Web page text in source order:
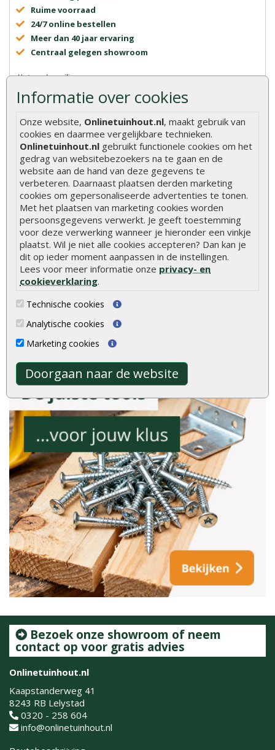
Informatie over cookies
Onze website, Onlinetuinhout.nl, maakt gebruik van
cookies en daarmee vergelijkbare technieken.
Onlinetuinhout.nl gebruikt functionele cookies om het
gedrag van websitebezoekers na te gaan en de
website aan de hand van deze gegevens te
verbeteren. Daarnaast plaatsen derden marketing
cookies om gepersonaliseerde advertenties te tonen.
Met het plaatsen van marketing cookies worden
persoonsgegevens verwerkt. Je geeft toestemming
voor deze verwerking wanneer je hieronder een vinkje
plaatst. Wil je niet alle cookies accepteren? Dan kan je
dit op ieder moment aanpassen in de instellingen.
Lees voor meer informatie onze privacy- en
cookieverklaring.
Technische cookies
Analytische cookies
Marketing cookies
Doorgaan naar de website
Ruime voorraad
24/7 online bestellen
Meer dan 40 jaar ervaring
Centraal gelegen showroom
Onlinetuinhout.nl
8.9
Bezoek onze showroom of neem
contact op voor gratis advies
Onlinetuinhout.nl
Kaapstanderweg 41
8243 RB Lelystad
0320 - 258 604
info@onlinetuinhout.nl